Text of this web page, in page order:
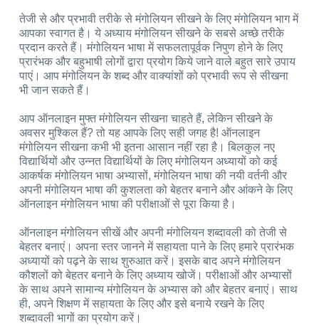
तेजी से और प्रभावी तरीके से मंगोलियन सीखने के लिए मंगोलियन भाग में
आपका स्वागत है। ये अध्याय मंगोलियन सीखने के सबसे अच्छे तरीके
प्रदान करते हैं। मंगोलियन भाषा में सफलतापूर्वक निपुण होने के लिए
प्रारंभक और बहुभाषी लोगों द्वारा प्रयोग किये जाने वाले बहुत सारे उपाय
पाएं। आप मंगोलियन के शब्द और वाक्यांशों को प्रभावी रूप से सीखना
भी जान सकते हैं।
आप ऑनलाइन मुफ्त मंगोलियन सीखना चाहते हैं, लेकिन सीखने के
अवसर मुश्किल हैं? तो यह आपके लिए सही जगह है! ऑनलाइन
मंगोलियन सीखना कभी भी इतना आसान नहीं रहा है। बिलकुल नए
विद्यार्थियों और उन्नत विद्यार्थियों के लिए मंगोलियन अध्यायों को कई
आकर्षक मंगोलियन भाषा अभ्यासों, मंगोलियन भाषा की नयी वर्तनी और
अपनी मंगोलियन भाषा की कुशलता को बेहतर बनाने और आंकने के लिए
ऑनलाइन मंगोलियन भाषा की परीक्षाओं से पूरा किया है।
ऑनलाइन मंगोलियन सीखें और अपनी मंगोलियन शब्दावली को तेजी से
बेहतर बनाएं। अपना स्तर जानने में सहायता पाने के लिए हमारे प्रारंभक
अध्यायों को पढ़ने के साथ शुरुआत करें। इसके बाद अपने मंगोलियन
कौशलों को बेहतर बनाने के लिए अध्याय खोजें। परीक्षाओं और अभ्यासों
के साथ अपने सामान्य मंगोलियन के अभ्यास को और बेहतर बनाएं। साथ
ही, अपने शिक्षण में सहायता के लिए और इसे बनाये रखने के लिए
शब्दावली भागों का प्रयोग करें।